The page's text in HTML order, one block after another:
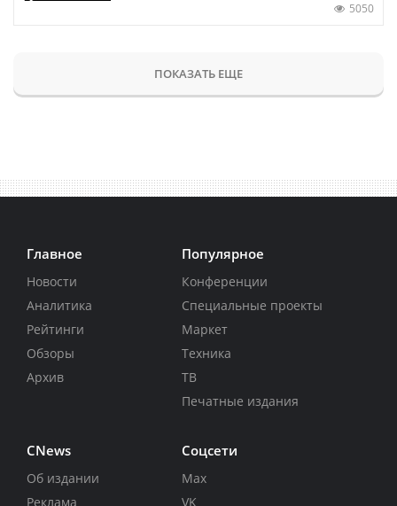
5050
ПОКАЗАТЬ ЕЩЕ
Главное
Новости
Аналитика
Рейтинги
Обзоры
Архив
Популярное
Конференции
Специальные проекты
Маркет
Техника
ТВ
Печатные издания
CNews
Об издании
Реклама
Соцсети
Max
VK